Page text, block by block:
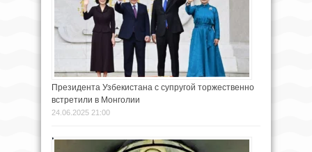
Президента Узбекистана с супругой торжественно
встретили в Монголии
24.06.2025 21:00